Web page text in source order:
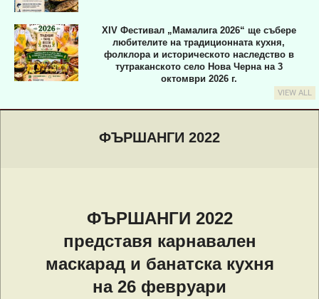
XIV Фестивал „Мамалига 2026“ ще събере
любителите на традиционната кухня,
фолклора и историческото наследство в
тутраканското село Нова Черна на 3
октомври 2026 г.
VIEW ALL
ФЪРШАНГИ 2022
ФЪРШАНГИ 2022
представя карнавален
маскарад и банатска кухня
на 26 февруари